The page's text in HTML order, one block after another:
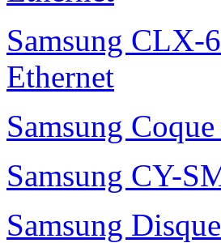
Samsung
Ethernet
Samsung
Samsung CY-
Samsung